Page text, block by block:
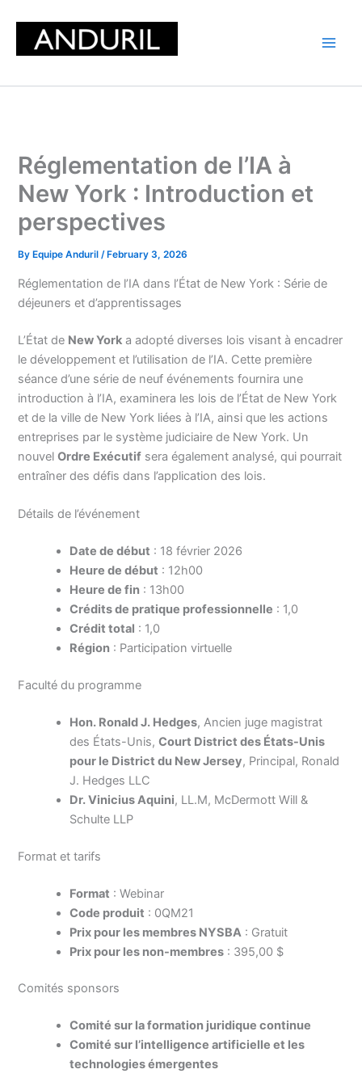
content
Réglementation de l’IA à
New York : Introduction et
perspectives
By Equipe Anduril/ February 3, 2026
Réglementation de l’IA dans l’État de New York : Série de
déjeuners et d’apprentissages
L’État de New York a adopté diverses lois visant à encadrer
le développement et l’utilisation de l’IA. Cette première
séance d’une série de neuf événements fournira une
introduction à l’IA, examinera les lois de l’État de New York
et de la ville de New York liées à l’IA, ainsi que les actions
entreprises par le système judiciaire de New York. Un
nouvelOrdre Exécutif sera également analysé, qui pourrait
entraîner des défis dans l’application des lois.
Détails de l’événement
Date de début : 18 février 2026
Heure de début : 12h00
Heure de fin : 13h00
Crédits de pratique professionnelle : 1,0
Crédit total : 1,0
Région : Participation virtuelle
Faculté du programme
Hon. Ronald J. Hedges, Ancien juge magistrat
des États-Unis,Court District des États-Unis
pour le District du New Jersey, Principal, Ronald
J. Hedges LLC
Dr. Vinicius Aquini, LL.M, McDermott Will &
Schulte LLP
Format et tarifs
Format : Webinar
Code produit : 0QM21
Prix pour les membres NYSBA : Gratuit
Prix pour les non-membres : 395,00 $
Comités sponsors
Comité sur la formation juridique continue
Comité sur l’intelligence artificielle et les
technologies émergentes